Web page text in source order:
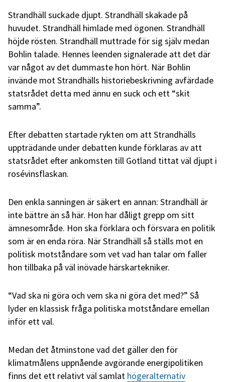
Strandhäll suckade djupt. Strandhäll skakade på
huvudet. Strandhäll himlade med ögonen. Strandhäll
höjde rösten. Strandhäll muttrade för sig själv medan
Bohlin talade. Hennes leenden signalerade att det där
var något av det dummaste hon hört. När Bohlin
invände mot Strandhälls historiebeskrivning avfärdade
statsrådet detta med ännu en suck och ett “skit
samma”.
Efter debatten startade rykten om att Strandhälls
uppträdande under debatten kunde förklaras av att
statsrådet efter ankomsten till Gotland tittat väl djupt i
rosévinsflaskan.
Den enkla sanningen är säkert en annan: Strandhäll är
inte bättre än så här. Hon har dåligt grepp om sitt
ämnesområde. Hon ska förklara och försvara en politik
som är en enda röra. När Strandhäll så ställs mot en
politisk motståndare som vet vad han talar om faller
hon tillbaka på väl inövade härskartekniker.
“Vad ska ni göra och vem ska ni göra det med?” Så
lyder en klassisk fråga politiska motståndare emellan
inför ett val.
Medan det åtminstone vad det gäller den för
klimatmålens uppnående avgörande energipolitiken
finns det ett relativt väl samlat högeralternativ